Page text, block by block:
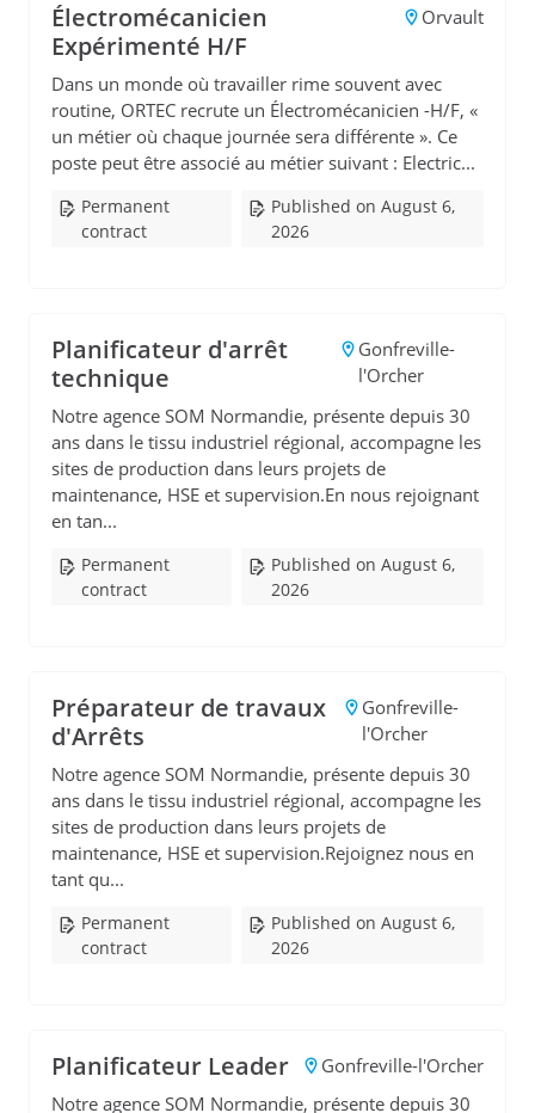
Électromécanicien
Expérimenté H/F
Orvault
Dans un monde où travailler rime souvent avec
routine, ORTEC recrute un Électromécanicien -H/F, «
un métier où chaque journée sera différente ». Ce
poste peut être associé au métier suivant : Electric...
Permanent
contract
Published on August 6,
2026
Planificateur d'arrêt
technique
Gonfreville-
l'Orcher
Notre agence SOM Normandie, présente depuis 30
ans dans le tissu industriel régional, accompagne les
sites de production dans leurs projets de
maintenance, HSE et supervision.En nous rejoignant
en tan...
Permanent
contract
Published on August 6,
2026
Préparateur de travaux
d'Arrêts
Gonfreville-
l'Orcher
Notre agence SOM Normandie, présente depuis 30
ans dans le tissu industriel régional, accompagne les
sites de production dans leurs projets de
maintenance, HSE et supervision.Rejoignez nous en
tant qu...
Permanent
contract
Published on August 6,
2026
Planificateur Leader
Gonfreville-l'Orcher
Notre agence SOM Normandie, présente depuis 30